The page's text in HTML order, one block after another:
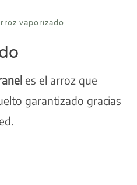
vaporizado
es el arroz que
garantizado gracias